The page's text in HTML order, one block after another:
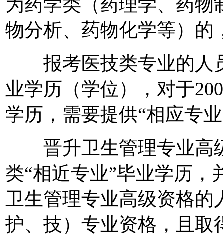
为药学类（药理学、药
物分析、药物化学等）的
报考医技类专业的人
业学历（学位），对于
学历，需要提供“相应专
晋升卫生管理专业高
类“相近专业”毕业学历
卫生管理专业高级资格
护、技）专业资格，且取